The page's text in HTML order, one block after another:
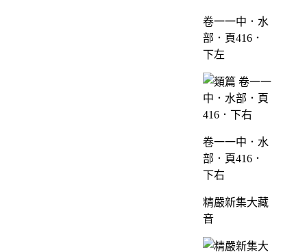
卷一一中．水
部．頁416．
下左
卷一一中．水
部．頁416．
下右
精嚴新集大藏
音